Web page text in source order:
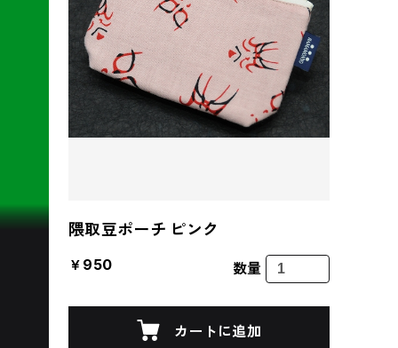
隈取豆ポーチ ピンク
￥950 数量
カートに追加